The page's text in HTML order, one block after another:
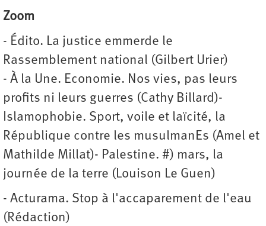
Zoom
- Édito. La justice emmerde le
Rassemblement national (Gilbert Urier)
- À la Une. Economie. Nos vies, pas leurs
profits ni leurs guerres (Cathy Billard)-
Islamophobie. Sport, voile et laïcité, la
République contre les musulmanEs (Amel et
Mathilde Millat)- Palestine. #) mars, la
journée de la terre (Louison Le Guen)
- Acturama. Stop à l'accaparement de l'eau
(Rédaction)